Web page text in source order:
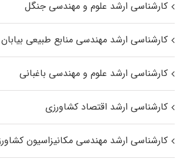
کارشناسی ارشد علوم و مهندسی جنگل
کارشناسی ارشد مهندسی منابع طبیعی
کارشناسی ارشد علوم و مهندسی باغبانی
کارشناسی ارشد اقتصاد کشاورزی
کارشناسی ارشد مهندسی مکانیزاسیون